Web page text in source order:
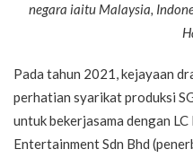
negara iaitu Malaysia,
Pada tahun 2021, kejayaan
perhatian syarikat produksi
untuk bekerjasama dengan
Entertainment Sdn Bhd